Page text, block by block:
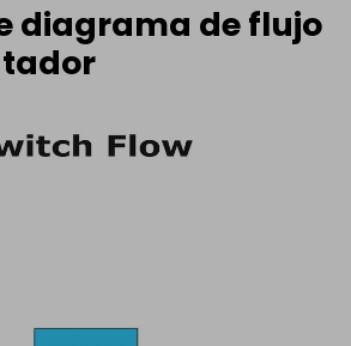
diagrama de flujo